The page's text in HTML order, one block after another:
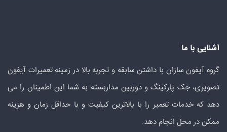
آشنایی با ما
گروه آیفون سازان با داشتن سابقه و تجربه بالا در زمینه تعمیرات آیفون
تصویری، جک پارکینگ و دوربین مداربسته به شما این اطمینان را می
دهد که خدمات تعمیر را با بالاترین کیفیت و با حداقل زمان و هزینه
ممکن در محل انجام دهد.